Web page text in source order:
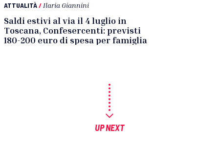
ATTUALITÀ/ Ilaria Giannini
Saldi estivi al via il 4 luglio in
Toscana, Confesercenti: previsti
180-200 euro di spesa per famiglia
UP NEXT